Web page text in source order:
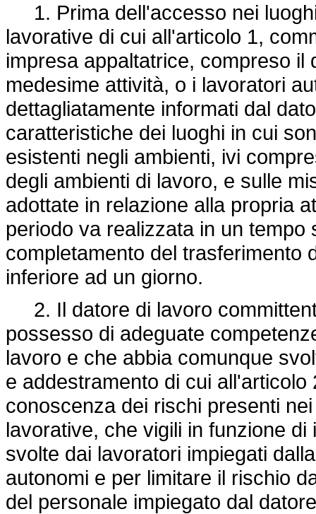
1. Prima dell'accesso nei
lavorative di cui all'articolo 1,
impresa appaltatrice, compreso
medesime attività, o i lavoratori
dettagliatamente informati dal
caratteristiche dei luoghi in cui
esistenti negli ambienti, ivi
degli ambienti di lavoro, e sulle
adottate in relazione alla propria
periodo va realizzata in un
completamento del trasferimento
inferiore ad un giorno.
2. Il datore di lavoro
possesso di adeguate
lavoro e che abbia comunque
e addestramento di cui
conoscenza dei rischi presenti
lavorative, che vigili in funzione
svolte dai lavoratori impiegati
autonomi e per limitare il rischio
del personale impiegato dal